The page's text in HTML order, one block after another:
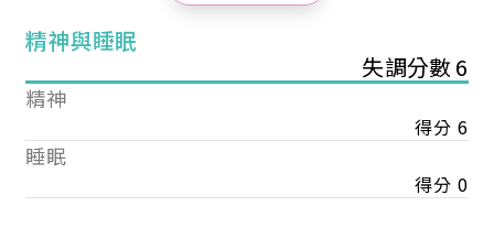
精神與睡眠
失調分數 6
精神
得分 6
睡眠
得分 0